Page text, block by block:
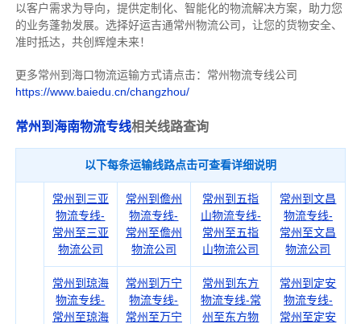
以客户需求为导向，提供定制化、智能化的物流解决方案，助力您
的业务蓬勃发展。选择好运吉通常州物流公司，让您的货物安全、
准时抵达，共创辉煌未来！
更多常州到海口物流运输方式请点击：常州物流专线公司
https://www.baiedu.cn/changzhou/
常州到海南物流专线相关线路查询
以下每条运输线路点击可查看详细说明
常州到三亚
物流专线-
常州至三亚
物流公司
常州到儋州
物流专线-
常州至儋州
物流公司
常州到五指
山物流专线-
常州至五指
山物流公司
常州到文昌
物流专线-
常州至文昌
物流公司
常州到琼海
物流专线-
常州至琼海
常州到万宁
物流专线-
常州至万宁
常州到东方
物流专线-常
州至东方物
常州到定安
物流专线-
常州至定安